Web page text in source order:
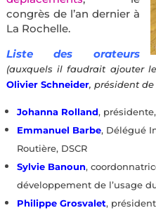
congrès de l’an dernier à
La Rochelle.
Liste des orateurs
(auxquels il faudrait ajouter
Olivier Schneider, président
Johanna Rolland,
Emmanuel Barbe, Délégué
Routière, DSCR
Sylvie Banoun,
développement de l’usage
Philippe Grosvalet,